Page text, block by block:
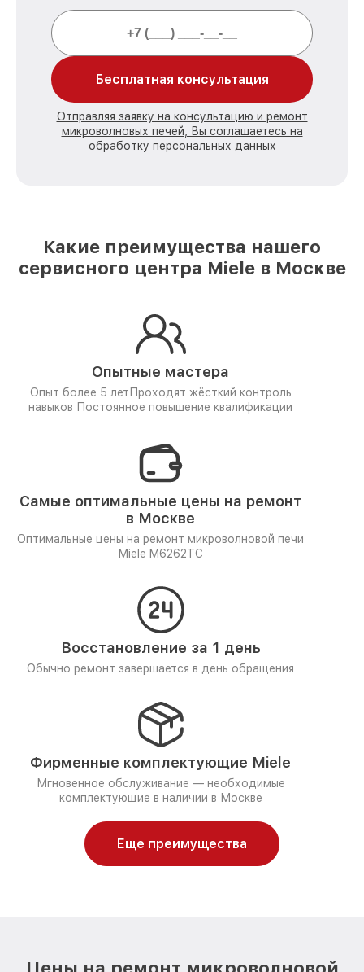
Бесплатная консультация
Отправляя заявку на консультацию и ремонт
микроволновых печей, Вы соглашаетесь на
обработку персональных данных
Какие преимущества нашего
сервисного центра Miele в Москве
Опытные мастера
Опыт более 5 лет Проходят жёсткий контроль
навыков Постоянное повышение квалификации
Самые оптимальные цены на ремонт
в Москве
Оптимальные цены на ремонт микроволновой печи
Miele M6262TC
Восстановление за 1 день
Обычно ремонт завершается в день обращения
Фирменные комплектующие Miele
Мгновенное обслуживание — необходимые
комплектующие в наличии в Москве
Еще преимущества